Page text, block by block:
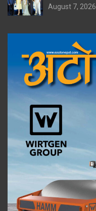
August 7, 2026